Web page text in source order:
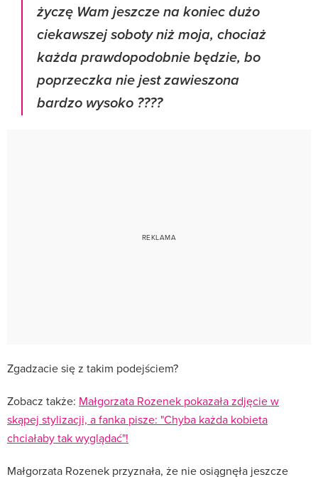
życzę Wam jeszcze na koniec dużo
ciekawszej soboty niż moja, chociaż
każda prawdopodobnie będzie, bo
poprzeczka nie jest zawieszona
bardzo wysoko ????
Zgadzacie się z takim podejściem?
Zobacz także: Małgorzata Rozenek pokazała zdjęcie w
skąpej stylizacji, a fanka pisze: "Chyba każda kobieta
chciałaby tak wyglądać"!
Małgorzata Rozenek przyznała, że nie osiągnęła jeszcze